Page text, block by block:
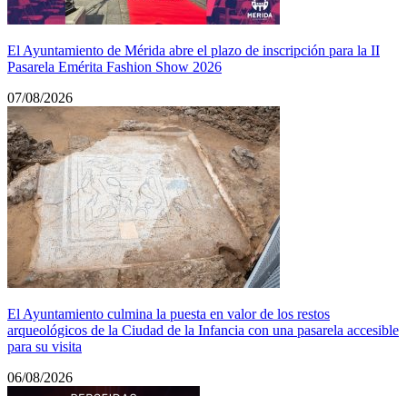
El Ayuntamiento de Mérida abre el plazo de inscripción para la II
Pasarela Emérita Fashion Show 2026
07/08/2026
El Ayuntamiento culmina la puesta en valor de los restos
arqueológicos de la Ciudad de la Infancia con una pasarela accesible
para su visita
06/08/2026